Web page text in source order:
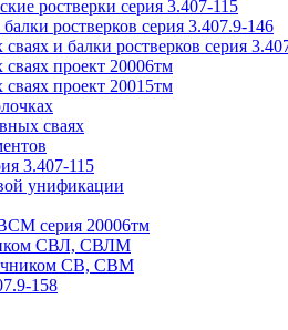
ростверки серия 3.407-115
ростверков серия 3.407.9-146
и балки ростверков серия
проект 20006тм
проект 20015тм
сваях
3.407-115
унификации
серия 20006тм
СВЛ, СВЛМ
СВ, СВМ
158